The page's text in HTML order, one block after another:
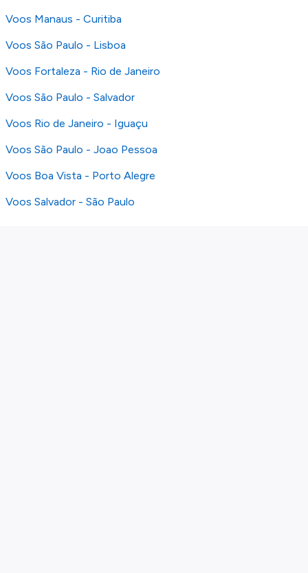
Voos Manaus - Curitiba
Voos São Paulo - Lisboa
Voos Fortaleza - Rio de Janeiro
Voos São Paulo - Salvador
Voos Rio de Janeiro - Iguaçu
Voos São Paulo - Joao Pessoa
Voos Boa Vista - Porto Alegre
Voos Salvador - São Paulo